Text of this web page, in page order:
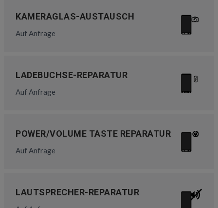
KAMERAGLAS-AUSTAUSCH
Auf Anfrage
LADEBUCHSE-REPARATUR
Auf Anfrage
POWER/VOLUME TASTE REPARATUR
Auf Anfrage
LAUTSPRECHER-REPARATUR